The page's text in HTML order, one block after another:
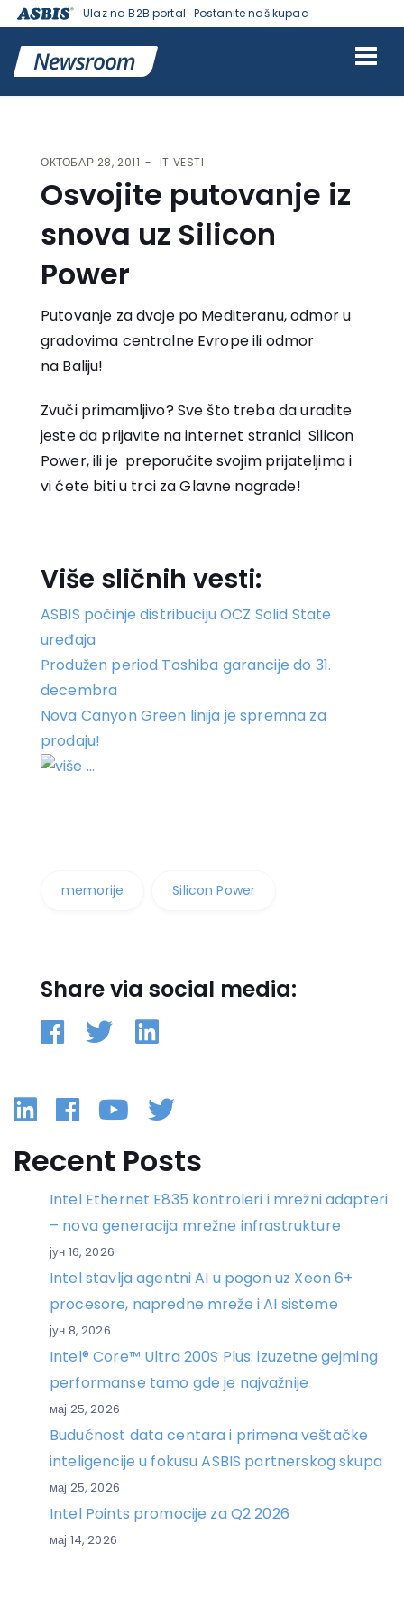
Ulaz na B2B portal Postanite naš kupac
UZ SILICON POWER
ОКТОБАР 28, 2011 IT VESTI
Osvojite putovanje iz
snova uz Silicon
Power
Putovanje za dvoje po Mediteranu, odmor u
gradovima centralne Evrope ili odmor
na Baliju!
Zvuči primamljivo? Sve što treba da uradite
jeste da prijavite na internet stranici Silicon
Power, ili je preporučite svojim prijateljima i
vi ćete biti u trci za Glavne nagrade!
Više sličnih vesti:
ASBIS počinje distribuciju OCZ Solid State
uređaja
Produžen period Toshiba garancije do 31.
decembra
Nova Canyon Green linija je spremna za
prodaju!
memorije Silicon Power
Share via social media:
Linkedin
Facebook
YouTube
Twitter
Recent Posts
Intel Ethernet E835 kontroleri i mrežni adapteri
– nova generacija mrežne infrastrukture
јун 16, 2026
Intel stavlja agentni AI u pogon uz Xeon 6+
procesore, napredne mreže i AI sisteme
јун 8, 2026
Intel® Core™ Ultra 200S Plus: izuzetne gejming
performanse tamo gde je najvažnije
мај 25, 2026
Budućnost data centara i primena veštačke
inteligencije u fokusu ASBIS partnerskog skupa
мај 25, 2026
Intel Points promocije za Q2 2026
мај 14, 2026